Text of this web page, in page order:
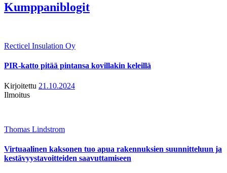
Kumppaniblogit
Recticel Insulation Oy
PIR-katto pitää pintansa kovillakin keleillä
Kirjoitettu 21.10.2024
Ilmoitus
Thomas Lindstrom
Virtuaalinen kaksonen tuo apua rakennuksien suunnitteluun ja
kestävyystavoitteiden saavuttamiseen